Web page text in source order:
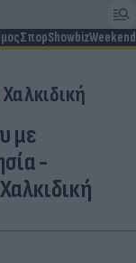
ΣπορShowbizWeekend
Χαλκιδική
με
-